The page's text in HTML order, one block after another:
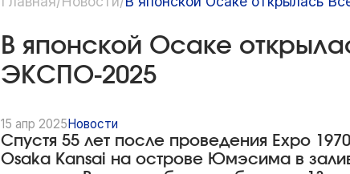
В японской Осаке
ЭКСПО-2025
15 апр 2025 Новости
Спустя 55 лет после проведения Expo
Osaka Kansai на острове Юмэсима в